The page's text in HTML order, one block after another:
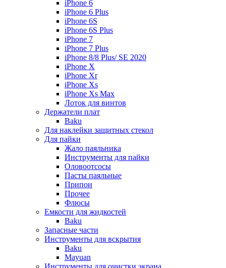
iPhone 6
iPhone 6 Plus
iPhone 6S
iPhone 6S Plus
iPhone 7
iPhone 7 Plus
iPhone 8/8 Plus/ SE 2020
iPhone X
iPhone Xr
iPhone Xs
iPhone Xs Max
Лоток для винтов
Держатели плат
Baku
Для наклейки защитных стекол
Для пайки
Жало паяльника
Инструменты для пайки
Оловоотсосы
Пасты паяльные
Припои
Прочее
Флюсы
Емкости для жидкостей
Baku
Запасные части
Инструменты для вскрытия
Baku
Mayuan
Инструменты для очистки экрана